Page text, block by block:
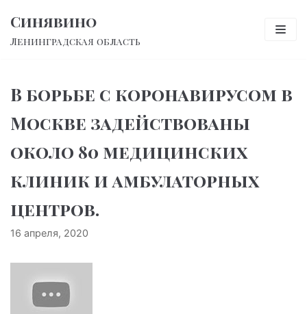
Перейти
к
Синявино
Ленинградская область
В борьбе с коронавирусом в
Москве задействованы
около 80 медицинских
клиник и амбулаторных
центров.
16 апреля, 2020